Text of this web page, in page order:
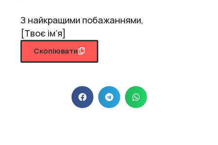
З найкращими побажаннями,
[Твоє ім’я]
Скопіювати